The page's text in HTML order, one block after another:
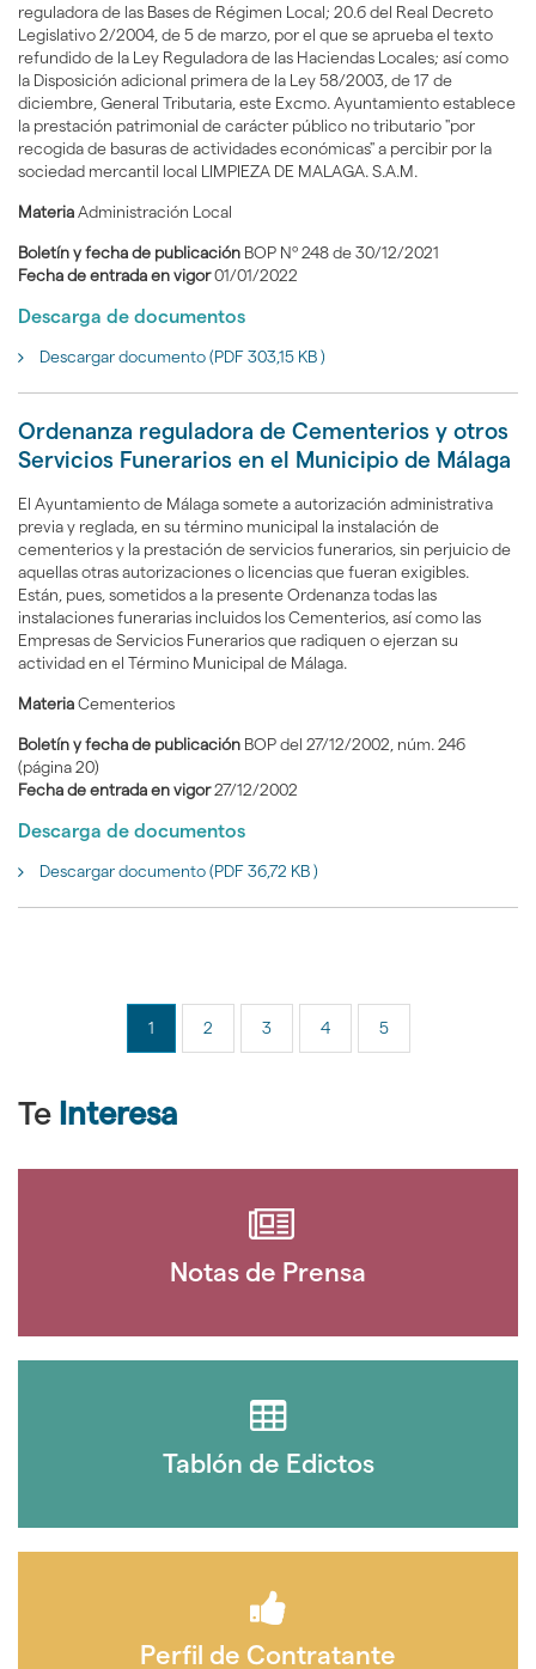
reguladora de las Bases de Régimen Local; 20.6 del Real Decreto
Legislativo 2/2004, de 5 de marzo, por el que se aprueba el texto
refundido de la Ley Reguladora de las Haciendas Locales; así como
la Disposición adicional primera de la Ley 58/2003, de 17 de
diciembre, General Tributaria, este Excmo. Ayuntamiento establece
la prestación patrimonial de carácter público no tributario "por
recogida de basuras de actividades económicas" a percibir por la
sociedad mercantil local LIMPIEZA DE MALAGA. S.A.M.
MateriaAdministración Local
Boletín y fecha de publicación BOP Nº 248 de 30/12/2021
Fecha de entrada en vigor01/01/2022
Descarga de documentos
Descargar documento (PDF 303,15 KB )
Ordenanza reguladora de Cementerios y otros
Servicios Funerarios en el Municipio de Málaga
El Ayuntamiento de Málaga somete a autorización administrativa
previa y reglada, en su término municipal la instalación de
cementerios y la prestación de servicios funerarios, sin perjuicio de
aquellas otras autorizaciones o licencias que fueran exigibles.
Están, pues, sometidos a la presente Ordenanza todas las
instalaciones funerarias incluidos los Cementerios, así como las
Empresas de Servicios Funerarios que radiquen o ejerzan su
actividad en el Término Municipal de Málaga.
MateriaCementerios
Boletín y fecha de publicación BOP del 27/12/2002, núm. 246
(página 20)
Fecha de entrada en vigor27/12/2002
Descarga de documentos
Descargar documento (PDF 36,72 KB )
1 2 3 4 5
Te Interesa
Notas de Prensa
Tablón de Edictos
Perfil de Contratante